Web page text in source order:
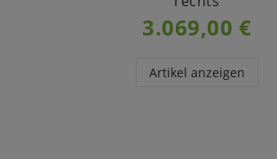
3.069,00 €
Artikel anzeigen